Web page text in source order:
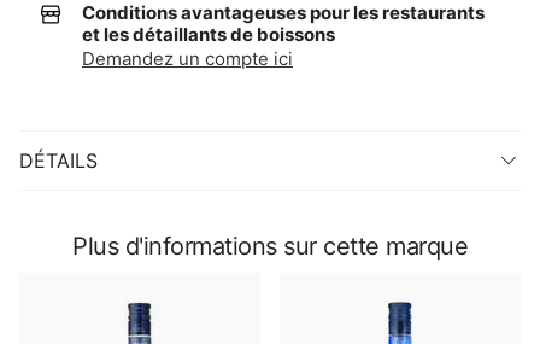
Conditions avantageuses pour les restaurants
et les détaillants de boissons
Demandez un compte ici
DÉTAILS
Plus d'informations sur cette marque